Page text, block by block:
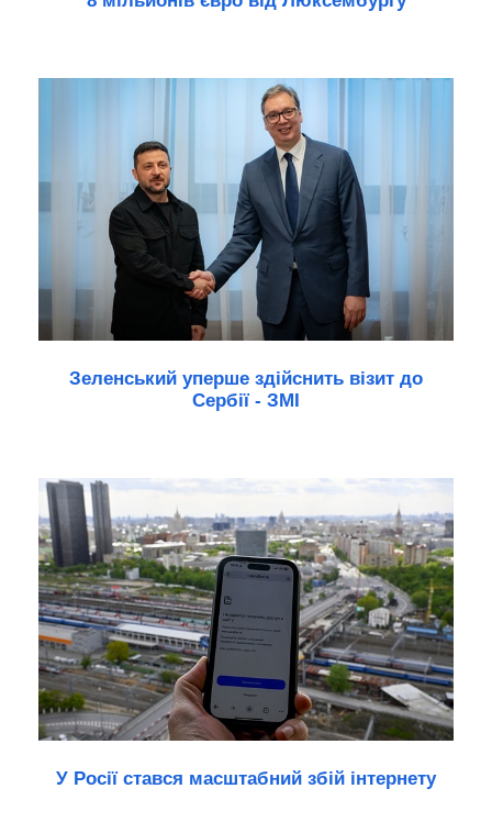
Зеленський уперше здійснить візит до
Сербії - ЗМІ
У Росії стався масштабний збій інтернету